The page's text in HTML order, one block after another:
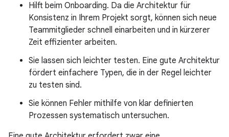
Hilft beim Onboarding. Da die Architektur für
Konsistenz in Ihrem Projekt sorgt, können sich neue
Teammitglieder schnell einarbeiten und in kürzerer
Zeit effizienter arbeiten.
Sie lassen sich leichter testen. Eine gute Architektur
fördert einfachere Typen, die in der Regel leichter
zu testen sind.
Sie können Fehler mithilfe von klar definierten
Prozessen systematisch untersuchen.